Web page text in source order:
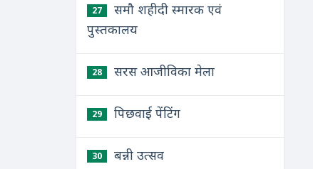
27
समौ शहीदी स्मारक एवं
पुस्तकालय
28 सरस आजीविका मेला
29 पिछवाई पेंटिंग
30 बन्नी उत्सव